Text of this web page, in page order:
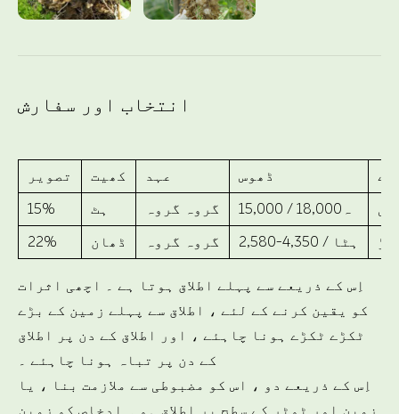
انتخاب اور سفارش
تصویر کھیت عہد ڈھوس
15%
ہٹ گروہ گروہ
22%
ڈھان گروہ گروہ 2,580-4,350 / ہٹا جڑ
اِس کے ذریعے سے پہلے اطلاق ہوتا ہے ۔ اچھی اثرات
کو یقین کرنے کے لئے ، اطلاق سے پہلے زمین کے بڑے
ٹکڑے ٹکڑے ہونا چاہئے ، اور اطلاق کے دن پر اطلاق
کے دن پر تباہ ہونا چاہئے ۔
اِس کے ذریعے دو ، اس کو مضبوطی سے ملازمت بنا ، یا
زمین اور ٹوٹر کے سطح پر اطلاق ہو ۔ ادخاص کو زمین